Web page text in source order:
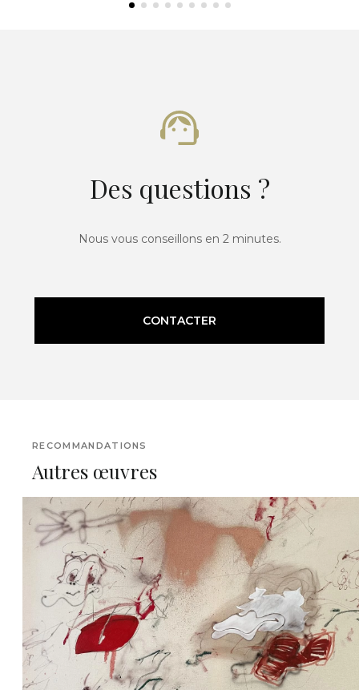
Des questions ?
Nous vous conseillons en 2 minutes.
CONTACTER
RECOMMANDATIONS
Autres œuvres